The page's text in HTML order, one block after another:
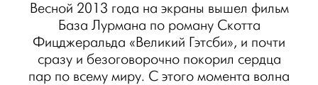
Весной 2013 года на экраны вышел фильм
База Лурмана по роману Скотта
Фицджеральда «Великий Гэтсби», и почти
сразу и безоговорочно покорил сердца
пар по всему миру. С этого момента волна